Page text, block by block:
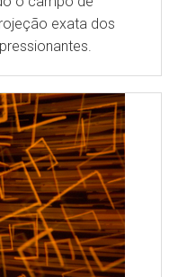
exata dos